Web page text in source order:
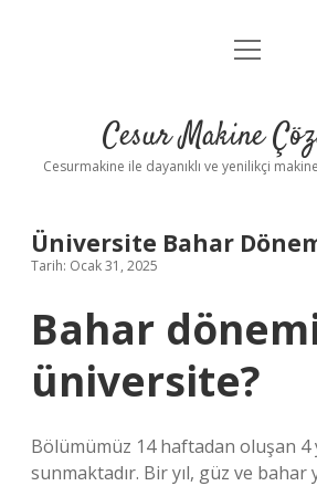
Anasayfa
Yasal Uyarı
menüyü
Cesur Makine
Cesurmakine ile dayanıklı ve yenilikçi
Üniversite Bahar
Tarih: Ocak 31, 2025
Bahar
üniversite?
Bölümümüz 14 haftadan oluşan 4
sunmaktadır. Bir yıl, güz ve bahar